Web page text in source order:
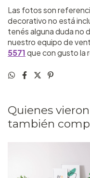
Las fotos son
decorativo no está
tenés alguna duda no
nuestro equipo de
5571que con gusto la
Quienes
también